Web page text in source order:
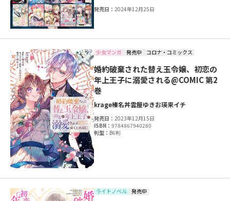
発売日：2024年12月25日
少女マンガ 発売中 コロナ・コミックス
婚約破棄された替え玉令嬢、初恋の
年上王子に溺愛される@COMIC 第2
巻
krage榛名丼雲屋ゆきお瑛来イチ
発売日：2023年12月15日
ISBN：9784867940280
判型： B6判
ライトノベル 発売中